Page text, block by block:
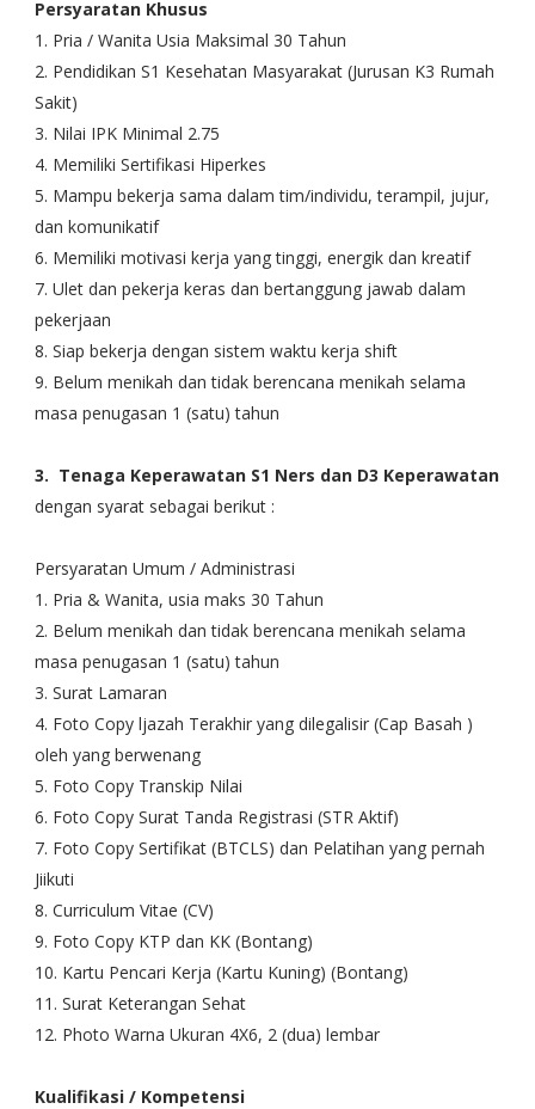
Persyaratan Khusus
1. Pria / Wanita Usia Maksimal 30 Tahun
2. Pendidikan S1 Kesehatan Masyarakat (Jurusan K3 Rumah
Sakit)
3. Nilai IPK Minimal 2.75
4. Memiliki Sertifikasi Hiperkes
5. Mampu bekerja sama dalam tim/individu, terampil, jujur,
dan komunikatif
6. Memiliki motivasi kerja yang tinggi, energik dan kreatif
7. Ulet dan pekerja keras dan bertanggung jawab dalam
pekerjaan
8. Siap bekerja dengan sistem waktu kerja shift
9. Belum menikah dan tidak berencana menikah selama
masa penugasan 1 (satu) tahun
3. Tenaga Keperawatan S1 Ners dan D3 Keperawatan
dengan syarat sebagai berikut :
Persyaratan Umum / Administrasi
1. Pria & Wanita, usia maks 30 Tahun
2. Belum menikah dan tidak berencana menikah selama
masa penugasan 1 (satu) tahun
3. Surat Lamaran
4. Foto Copy ljazah Terakhir yang dilegalisir (Cap Basah )
oleh yang berwenang
5. Foto Copy Transkip Nilai
6. Foto Copy Surat Tanda Registrasi (STR Aktif)
7. Foto Copy Sertifikat (BTCLS) dan Pelatihan yang pernah
Jiikuti
8. Curriculum Vitae (CV)
9. Foto Copy KTP dan KK (Bontang)
10. Kartu Pencari Kerja (Kartu Kuning) (Bontang)
11. Surat Keterangan Sehat
12. Photo Warna Ukuran 4X6, 2 (dua) lembar
Kualifikasi / Kompetensi